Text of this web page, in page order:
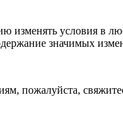
изменять условия в
значимых
пожалуйста,